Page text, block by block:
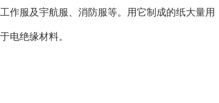
工作服及宇航服、消防服等。用它制成的纸大量用
于电绝缘材料。